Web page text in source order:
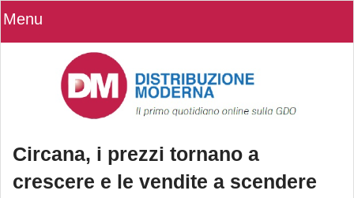
Menu
Circana, i prezzi tornano a
crescere e le vendite a scendere